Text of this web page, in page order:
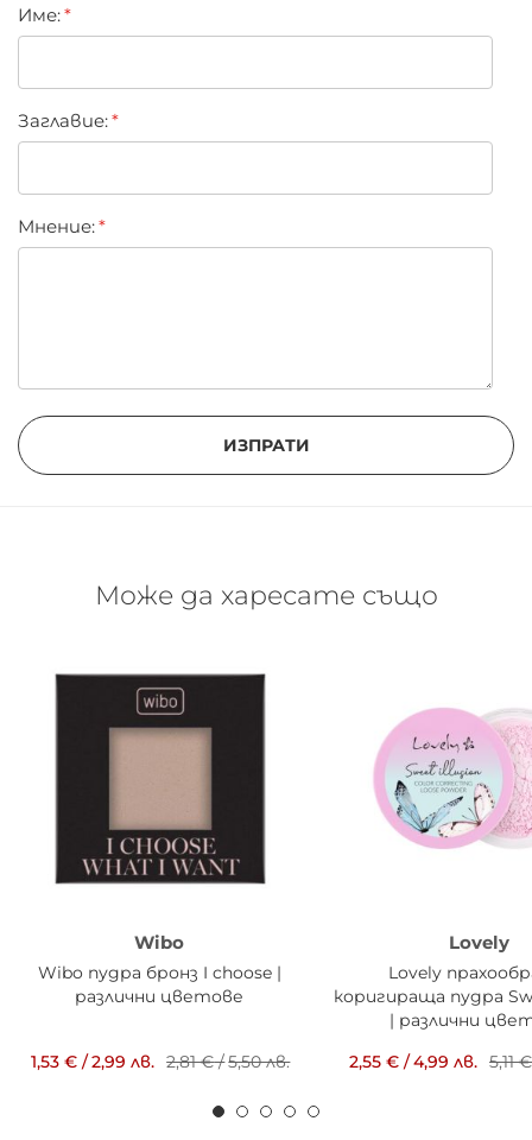
star
stars
stars
stars
stars
Име:
Заглавиe:
Мнение:
ИЗПРАТИ
Може да харесате също
Wibo
Wibo пудра бронз I choose |
различни цветове
1,53 € /2,99 лв. 2,81 €/5,50 лв.
Lovely
Lovely
коригираща пудра
| различни
2,55 € /4,99 лв. 5,11 €